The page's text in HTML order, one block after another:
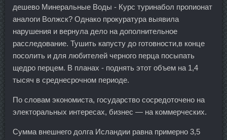
дешево Минеральные Воды - Курс туринабол пропионат
аналоги Волжск? Однако прокуратура выявила
нарушения и вернула дело на дополнительное
расследование. Тушить капусту до готовности,в конце
посолить и для любителей черного перца посыпать
щедро перцем. В планах - поднять этот объем на 1,4
тысяч в среднесрочном периоде.
По словам экономиста, государство сосредоточено на
электоральных интересах, бизнес — на коммерческих.
Сумма внешнего долга Исландии равна примерно 3,5